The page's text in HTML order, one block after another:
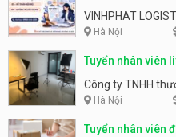
Logistics
VINHPHAT
Hà Nội
Tuyển nhân viên
Công ty TNHH
Hà Nội
Tuyển nhân viên